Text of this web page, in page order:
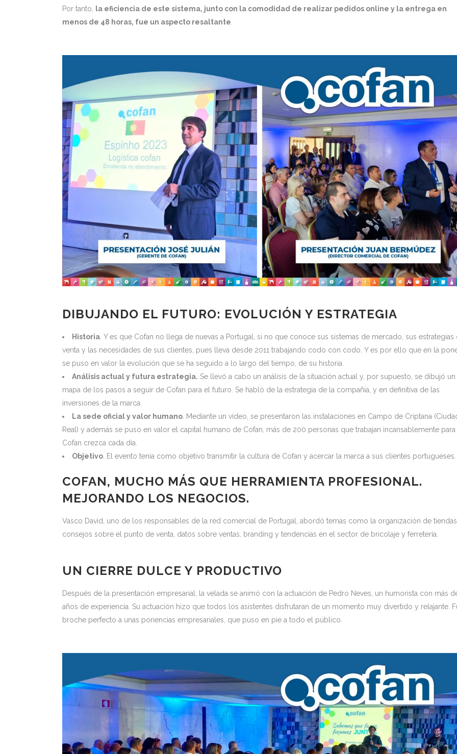
Por tanto,
la eficiencia de este sistema, junto con la comodidad de realizar pedidos online y la entrega en
menos de 48 horas, fue un aspecto resaltante
DIBUJANDO EL FUTURO: EVOLUCIÓN Y ESTRATEGIA
Historia . Y es que Cofan no llega de nuevas a Portugal, si no que conoce sus sistemas de mercado, sus estrategias
venta y las necesidades de sus clientes, pues lleva desde 2011 trabajando codo con codo. Y es por ello que en la
se puso en valor la evolución que se ha seguido a lo largo del tiempo, de su historia.
Análisis actual y futura estrategia. Se llevó a cabo un análisis de la situación actual y, por supuesto, se dibujó un
mapa de los pasos a seguir de Cofan para el futuro. Se habló de la estrategia de la compañía, y en definitiva de las
inversiones de la marca.
La sede oficial y valor humano . Mediante un vídeo, se presentaron las instalaciones en Campo de Criptana
Real) y además se puso en valor el capital humano de Cofan, más de 200 personas que trabajan incansablemente
Cofan crezca cada día.
Objetivo . El evento tenía como objetivo transmitir la cultura de Cofan y acercar la marca a sus clientes portugueses.
COFAN, MUCHO MÁS QUE HERRAMIENTA PROFESIONAL.
MEJORANDO LOS NEGOCIOS.
Vasco David, uno de los responsables de la red comercial de Portugal, abordó temas como la organización de
consejos sobre el punto de venta, datos sobre ventas, branding y tendencias en el sector de bricolaje y ferretería.
UN CIERRE DULCE Y PRODUCTIVO
Después de la presentación empresarial, la velada se animó con la actuación de Pedro Neves, un humorista con más
años de experiencia. Su actuación hizo que todos los asistentes disfrutaran de un momento muy divertido y relajante.
broche perfecto a unas ponencias empresariales, que puso en pie a todo el público.